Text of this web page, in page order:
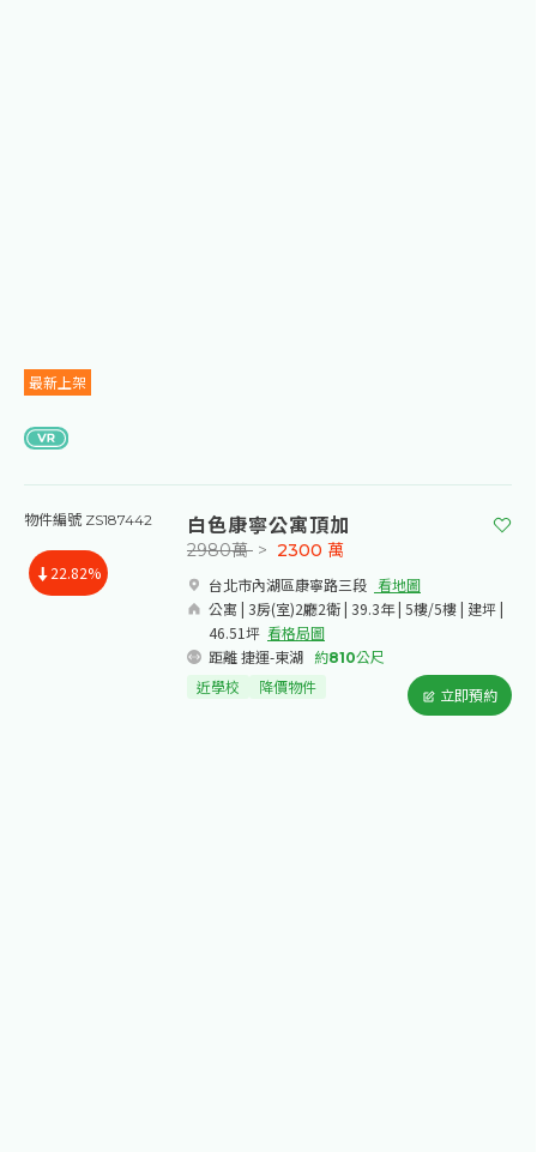
最新上架
物件編號 ZS187442
22.82%
白色康寧公寓頂加
台北市內湖區康寧路三段​ 看地圖
公寓 | 3房(室)2廳2衛 | 39.3年 | 5樓/5樓 | 建坪 |
46.51坪 看格局圖
距離 捷運-東湖
約810公尺
2980萬 > 2300 萬
近學校 降價物件 立即預約